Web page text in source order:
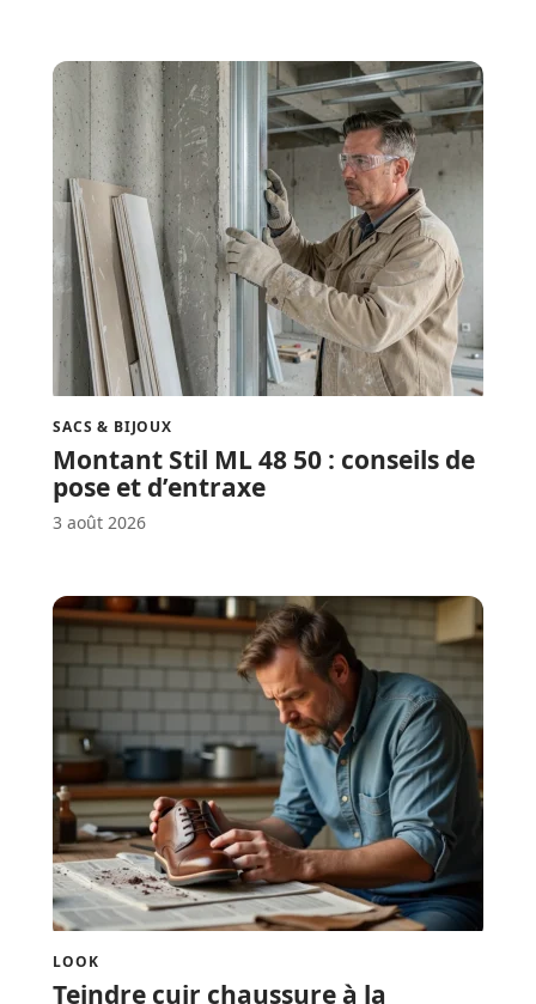
SACS & BIJOUX
Montant Stil ML 48 50 : conseils de
pose et d’entraxe
3 août 2026
LOOK
Teindre cuir chaussure à la